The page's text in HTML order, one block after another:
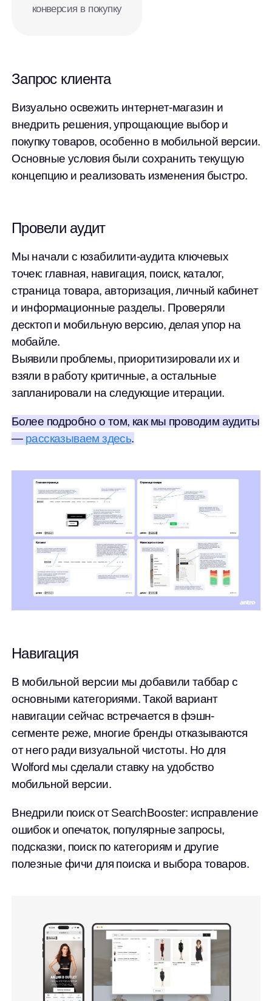
конверсия в покупку
Запрос клиента
Визуально освежить интернет-магазин и
внедрить решения, упрощающие выбор и
покупку товаров, особенно в мобильной версии.
Основные условия были сохранить текущую
концепцию и реализовать изменения быстро.
Провели аудит
Мы начали с юзабилити-аудита ключевых
точек: главная, навигация, поиск, каталог,
страница товара, авторизация, личный кабинет
и информационные разделы. Проверяли
десктоп и мобильную версию, делая упор на
мобайле.
Выявили проблемы, приоритизировали их и
взяли в работу критичные, а остальные
запланировали на следующие итерации.
Более подробно о том, как мы проводим аудиты
— рассказываем здесь.
Навигация
В мобильной версии мы добавили таббар с
основными категориями. Такой вариант
навигации сейчас встречается в фэшн-
сегменте реже, многие бренды отказываются
от него ради визуальной чистоты. Но для
Wolford мы сделали ставку на удобство
мобильной версии.
Внедрили поиск от SearchBooster: исправление
ошибок и опечаток, популярные запросы,
подсказки, поиск по категориям и другие
полезные фичи для поиска и выбора товаров.